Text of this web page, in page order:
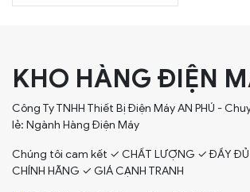
KHO HÀNG ĐIỆN
Công Ty TNHH Thiết Bị Điện Máy AN PHÚ -
lẻ: Ngành Hàng Điện Máy
Chúng tôi cam kết ✓ CHẤT LƯỢNG ✓ ĐẦY ĐỦ
CHÍNH HÃNG ✓ GIÁ CẠNH TRANH